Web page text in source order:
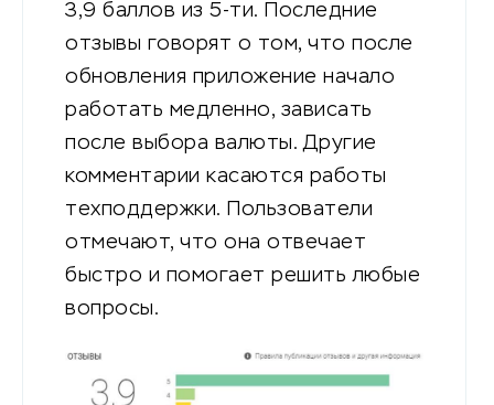
3,9 баллов из 5-ти. Последние
отзывы говорят о том, что после
обновления приложение начало
работать медленно, зависать
после выбора валюты. Другие
комментарии касаются работы
техподдержки. Пользователи
отмечают, что она отвечает
быстро и помогает решить любые
вопросы.